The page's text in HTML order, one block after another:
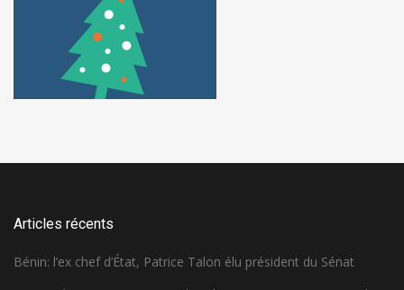
Articles récents
Bénin: l’ex chef d’État, Patrice Talon élu président du Sénat